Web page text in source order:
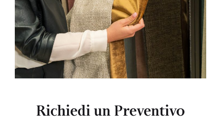
Richiedi un Preventivo